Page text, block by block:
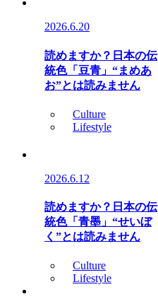
2026.6.20
読めますか？日本の伝
統色「豆青」“まめあ
お”とは読みません
Culture
Lifestyle
2026.6.12
読めますか？日本の伝
統色「青墨」“せいぼ
く”とは読みません
Culture
Lifestyle